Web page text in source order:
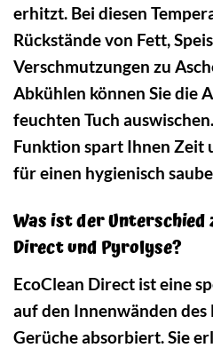
erhitzt. Bei diesen
Rückstände von Fett,
Verschmutzungen zu
Abkühlen können Sie die
feuchten Tuch
Funktion spart Ihnen Zeit
für einen hygienisch
Was ist der Unterschied
Direct und Pyrolyse?
EcoClean Direct ist eine
auf den Innenwänden des
Gerüche absorbiert. Sie